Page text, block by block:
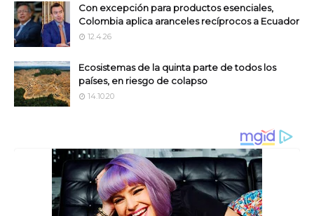
Con excepción para productos esenciales,
Colombia aplica aranceles recíprocos a Ecuador
12.4.26
Ecosistemas de la quinta parte de todos los
países, en riesgo de colapso
14.10.20